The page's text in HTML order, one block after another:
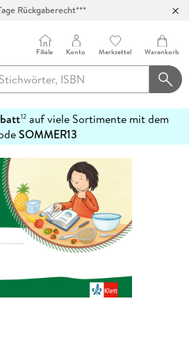
Rückgaberecht***
Filiale Konto Merkzettel Warenkorb
12auf viele Sortimente mit dem
SOMMER13